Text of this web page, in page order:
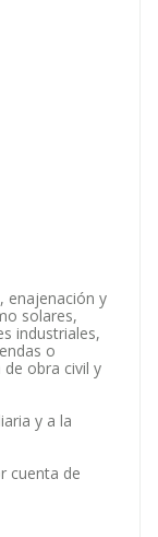
enajenación y
solares,
industriales,
o
obra civil y
y a la
cuenta de
empresa.